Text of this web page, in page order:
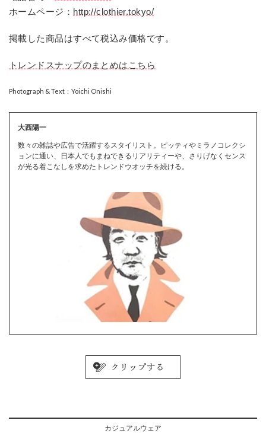
ホームページ： http://clothier.tokyo/
掲載した商品はすべて税込み価格です。
トレンドスナップのまとめはこちら
Photograph & Text：Yoichi Onishi
大西陽一
数々の雑誌や広告で活躍するスタイリスト。ピッティやミラノコレクシ
ョンに通い、日本人でもまねできるリアリティーや、さりげなくセンス
が光る着こなしを求めたトレンドウオッチを続ける。
カジュアルウェア